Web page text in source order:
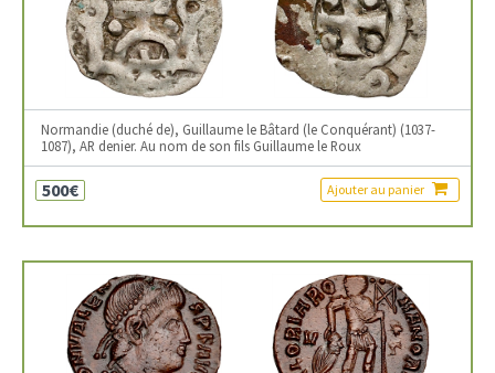
Normandie (duché de), Guillaume le Bâtard (le Conquérant) (1037-
1087), AR denier. Au nom de son fils Guillaume le Roux
500€ Ajouter au panier